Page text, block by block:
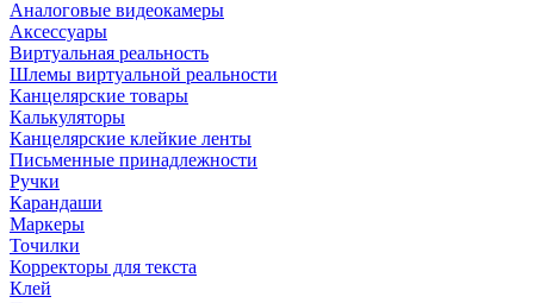
Аналоговые видеокамеры
Аксессуары
Виртуальная реальность
Шлемы виртуальной реальности
Канцелярские товары
Калькуляторы
Канцелярские клейкие ленты
Письменные принадлежности
Ручки
Карандаши
Маркеры
Точилки
Корректоры для текста
Клей